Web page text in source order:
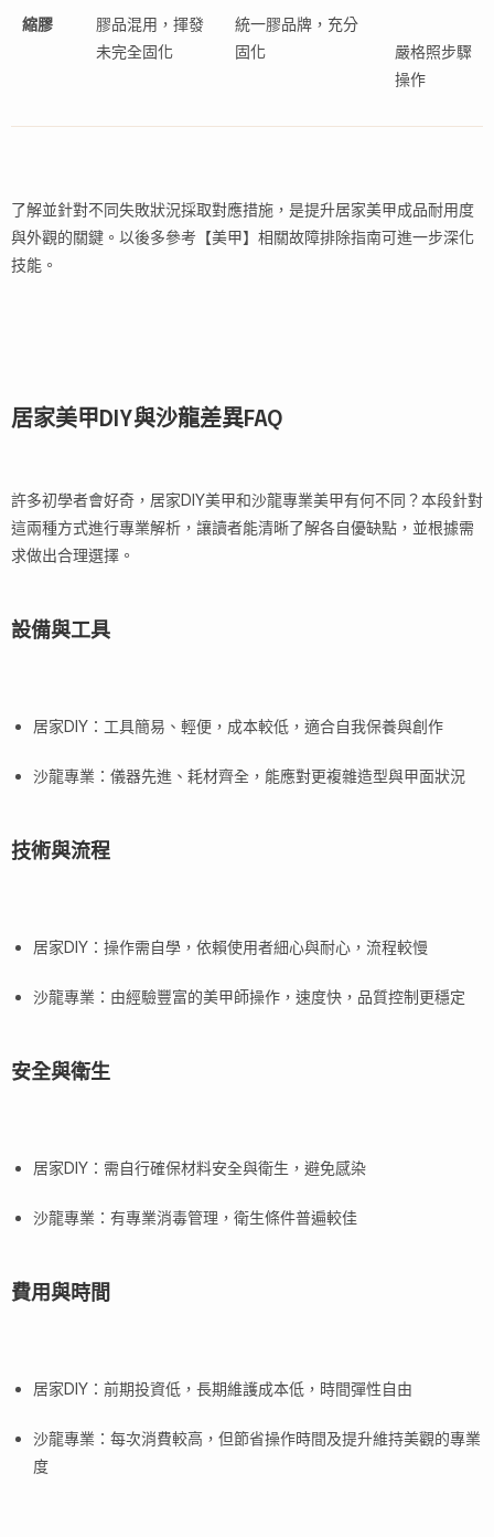
縮膠
膠品混用，揮發
未完全固化
統一膠品牌，充分
固化
嚴格照步驟
操作
了解並針對不同失敗狀況採取對應措施，是提升居家美甲成品耐用度
與外觀的關鍵。以後多參考【美甲】相關故障排除指南可進一步深化
技能。
居家美甲DIY與沙龍差異FAQ
許多初學者會好奇，居家DIY美甲和沙龍專業美甲有何不同？本段針對
這兩種方式進行專業解析，讓讀者能清晰了解各自優缺點，並根據需
求做出合理選擇。
設備與工具
居家DIY：工具簡易、輕便，成本較低，適合自我保養與創作
沙龍專業：儀器先進、耗材齊全，能應對更複雜造型與甲面狀況
技術與流程
居家DIY：操作需自學，依賴使用者細心與耐心，流程較慢
沙龍專業：由經驗豐富的美甲師操作，速度快，品質控制更穩定
安全與衛生
居家DIY：需自行確保材料安全與衛生，避免感染
沙龍專業：有專業消毒管理，衛生條件普遍較佳
費用與時間
居家DIY：前期投資低，長期維護成本低，時間彈性自由
沙龍專業：每次消費較高，但節省操作時間及提升維持美觀的專業
度